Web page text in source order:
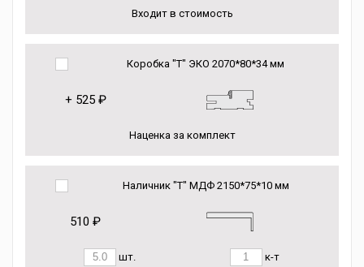
Входит в стоимость
Коробка "Т" ЭКО 2070*80*34 мм
+ 525 ₽
Наценка за комплект
Наличник "Т" МДФ 2150*75*10 мм
510 ₽
шт. к-т